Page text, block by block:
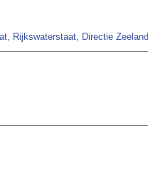
Rijkswaterstaat, Directie